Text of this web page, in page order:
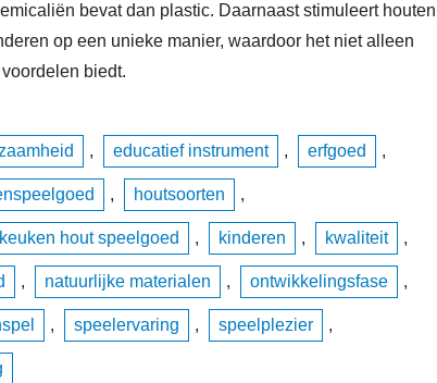
bevat dan plastic. Daarnaast stimuleert houten
op een unieke manier, waardoor het niet alleen
biedt.
, educatief instrument , erfgoed ,
, houtsoorten ,
keuken hout speelgoed , kinderen , kwaliteit ,
, natuurlijke materialen , ontwikkelingsfase ,
, speelervaring , speelplezier ,